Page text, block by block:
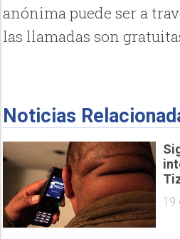
anónima puede ser a
las llamadas son
Noticias
19